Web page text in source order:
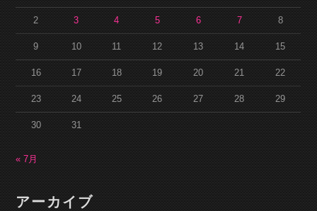
2 3 4 5 6 7 8
9 10 11 12 13 14 15
16 17 18 19 20 21 22
23 24 25 26 27 28 29
30 31
« 7月
アーカイブ